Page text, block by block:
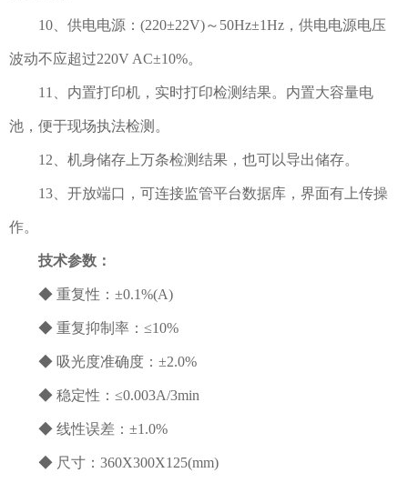
10、供电电源：(220±22V)～50Hz±1Hz，供电电源电压
波动不应超过220V AC±10%。
11、内置打印机，实时打印检测结果。内置大容量电
池，便于现场执法检测。
12、机身储存上万条检测结果，也可以导出储存。
13、开放端口，可连接监管平台数据库，界面有上传操
作。
技术参数：
◆ 重复性：±0.1%(A)
◆ 重复抑制率：≤10%
◆ 吸光度准确度：±2.0%
◆ 稳定性：≤0.003A/3min
◆ 线性误差：±1.0%
◆ 尺寸：360X300X125(mm)